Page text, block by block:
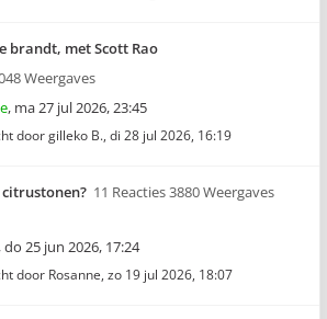
brandt, met Scott Rao
Weergaves
, ma 27 jul 2026, 23:45
doorgilleko B., di 28 jul 2026, 16:19
11 Reacties 3880 Weergaves
,do 25 jun 2026, 17:24
door Rosanne, zo 19 jul 2026, 18:07